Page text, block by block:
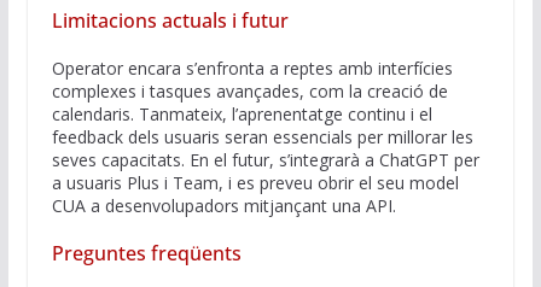
Limitacions actuals i futur
Operator encara s’enfronta a reptes amb interfícies
complexes i tasques avançades, com la creació de
calendaris. Tanmateix, l’aprenentatge continu i el
feedback dels usuaris seran essencials per millorar les
seves capacitats. En el futur, s’integrarà a ChatGPT per
a usuaris Plus i Team, i es preveu obrir el seu model
CUA a desenvolupadors mitjançant una API.
Preguntes freqüents